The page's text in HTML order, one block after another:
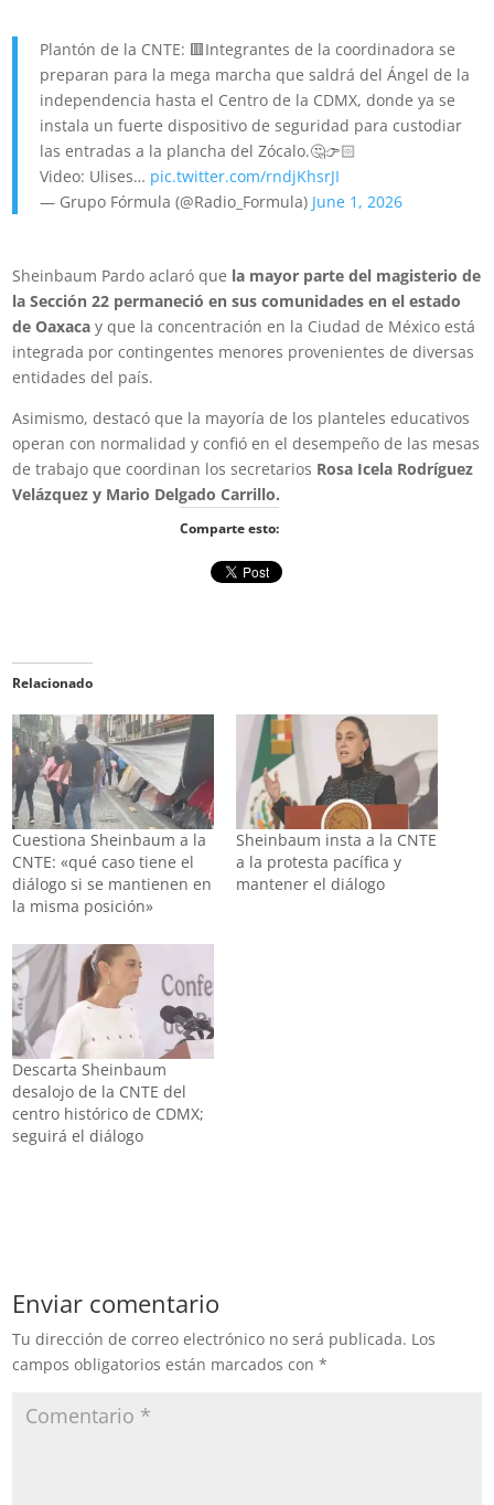
Plantón de la CNTE: 🟥Integrantes de la coordinadora se
preparan para la mega marcha que saldrá del Ángel de la
independencia hasta el Centro de la CDMX, donde ya se
instala un fuerte dispositivo de seguridad para custodiar
las entradas a la plancha del Zócalo.🤔👉🏻
Video: Ulises… pic.twitter.com/rndjKhsrJI
— Grupo Fórmula (@Radio_Formula) June 1, 2026
Sheinbaum Pardo aclaró que la mayor parte del magisterio de
la Sección 22 permaneció en sus comunidades en el estado
de Oaxaca y que la concentración en la Ciudad de México está
integrada por contingentes menores provenientes de diversas
entidades del país.
Asimismo, destacó que la mayoría de los planteles educativos
operan con normalidad y confió en el desempeño de las mesas
de trabajo que coordinan los secretarios Rosa Icela Rodríguez
Velázquez y Mario Delgado Carrillo.
Comparte esto:
Relacionado
Cuestiona Sheinbaum a la
CNTE: «qué caso tiene el
diálogo si se mantienen en
la misma posición»
Sheinbaum insta a la CNTE
a la protesta pacífica y
mantener el diálogo
Descarta Sheinbaum
desalojo de la CNTE del
centro histórico de CDMX;
seguirá el diálogo
Enviar comentario
Tu dirección de correo electrónico no será publicada. Los
campos obligatorios están marcados con*